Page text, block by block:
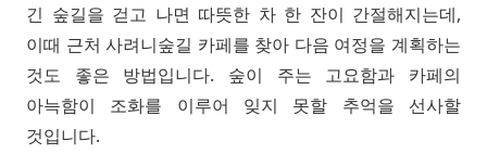
긴 숲길을 걷고 나면 따뜻한 차 한 잔이 간절해지는데,
이때 근처 사려니숲길 카페를 찾아 다음 여정을 계획하는
것도 좋은 방법입니다. 숲이 주는 고요함과 카페의
아늑함이 조화를 이루어 잊지 못할 추억을 선사할
것입니다.